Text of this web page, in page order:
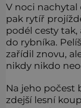
V noci nachytal
pak rytíř
podél cesty
do rybníka.
zařídil znovu,
nikdy nikdo
Na jeho počest
zdejší lesní